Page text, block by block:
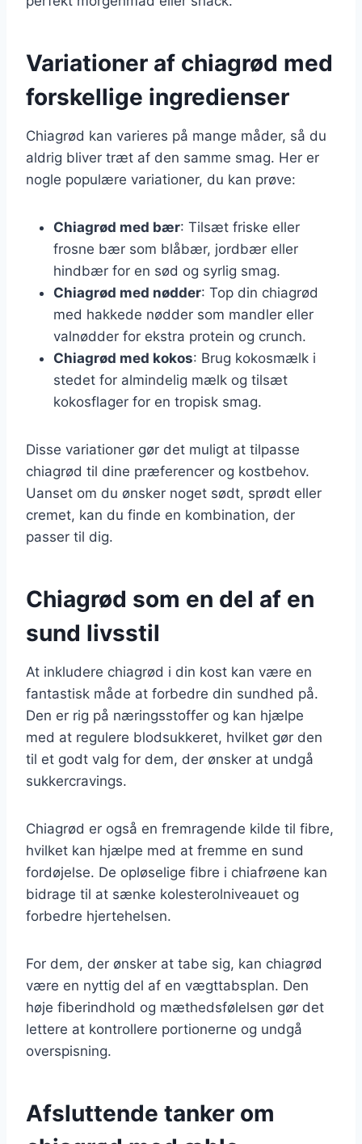
Variationer af chiagrød med
forskellige ingredienser
Chiagrød kan varieres på mange måder, så du
aldrig bliver træt af den samme smag. Her er
nogle populære variationer, du kan prøve:
Chiagrød med bær: Tilsæt friske eller
frosne bær som blåbær, jordbær eller
hindbær for en sød og syrlig smag.
Chiagrød med nødder: Top din chiagrød
med hakkede nødder som mandler eller
valnødder for ekstra protein og crunch.
Chiagrød med kokos: Brug kokosmælk i
stedet for almindelig mælk og tilsæt
kokosflager for en tropisk smag.
Disse variationer gør det muligt at tilpasse
chiagrød til dine præferencer og kostbehov.
Uanset om du ønsker noget sødt, sprødt eller
cremet, kan du finde en kombination, der
passer til dig.
Chiagrød som en del af en
sund livsstil
At inkludere chiagrød i din kost kan være en
fantastisk måde at forbedre din sundhed på.
Den er rig på næringsstoffer og kan hjælpe
med at regulere blodsukkeret, hvilket gør den
til et godt valg for dem, der ønsker at undgå
sukkercravings.
Chiagrød er også en fremragende kilde til fibre,
hvilket kan hjælpe med at fremme en sund
fordøjelse. De opløselige fibre i chiafrøene kan
bidrage til at sænke kolesterolniveauet og
forbedre hjertehelsen.
For dem, der ønsker at tabe sig, kan chiagrød
være en nyttig del af en vægttabsplan. Den
høje fiberindhold og mæthedsfølelsen gør det
lettere at kontrollere portionerne og undgå
overspisning.
Afsluttende tanker om